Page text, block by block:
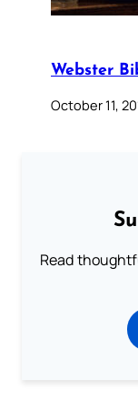
Webster
October 11,
Read